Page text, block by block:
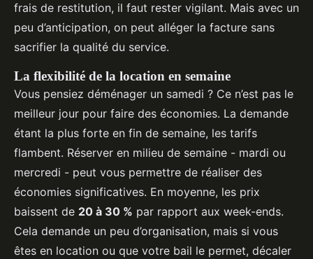
frais de restitution, il faut rester vigilant. Mais avec un
peu d’anticipation, on peut alléger la facture sans
sacrifier la qualité du service.
La flexibilité de la location en semaine
Vous pensiez déménager un samedi ? Ce n’est pas le
meilleur jour pour faire des économies. La demande
étant la plus forte en fin de semaine, les tarifs
flambent. Réserver en milieu de semaine - mardi ou
mercredi - peut vous permettre de réaliser des
économies significatives. En moyenne, les prix
baissent de 20 à 30 % par rapport aux week-ends.
Cela demande un peu d’organisation, mais si vous
êtes en location ou que votre bail le permet, décaler